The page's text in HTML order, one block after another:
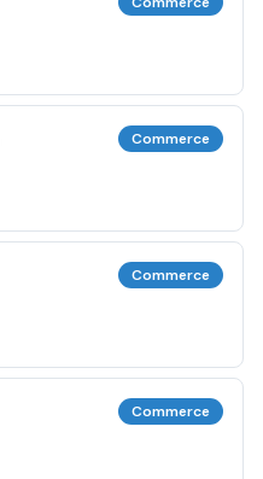
Commerce
Commerce
Commerce